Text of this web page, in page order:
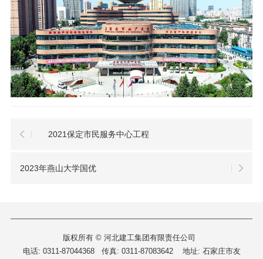
2021保定市民服务中心工程
2023年燕山大学国优
版权所有 © 河北建工集团有限责任公司
电话: 0311-87044368 传真: 0311-87083642 地址: 石家庄市友